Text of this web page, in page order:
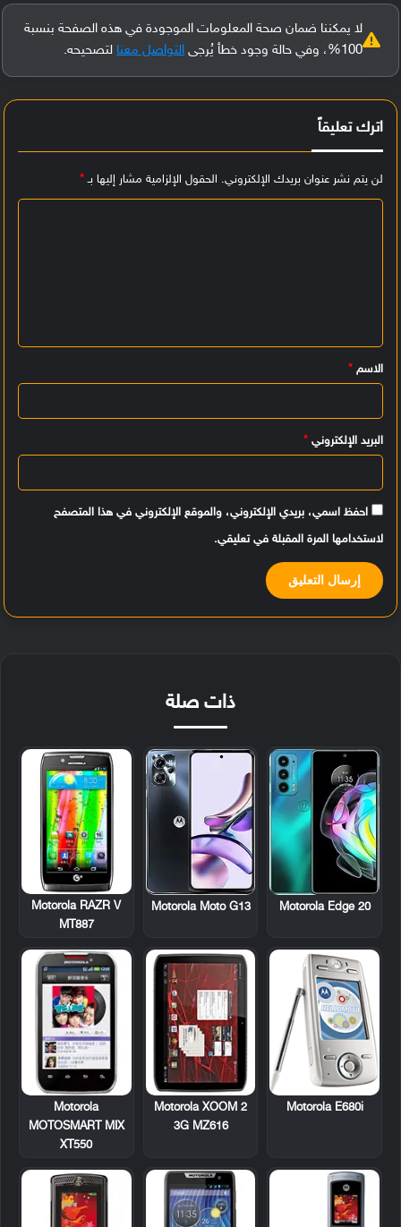
لا يمكننا ضمان صحة المعلومات الموجودة في هذه الصفحة بنسبة
100%، وفي حالة وجود خطأ يُرجى
التواصل معنا لتصحيحه.
اترك تعليقاً
لن يتم نشر عنوان بريدك الإلكتروني. الحقول الإلزامية مشار إليها بـ*
ي
ق
الاسم *
البريد الإلكتروني *
احفظ اسمي، بريدي الإلكتروني، والموقع الإلكتروني في هذا المتصفح
لاستخدامها المرة المقبلة في تعليقي.
ذات صلة
Motorola Edge 20
Motorola Moto G13
Motorola RAZR V
MT887
Motorola E680i
Motorola XOOM 2
3G MZ616
Motorola
MOTOSMART MIX
XT550